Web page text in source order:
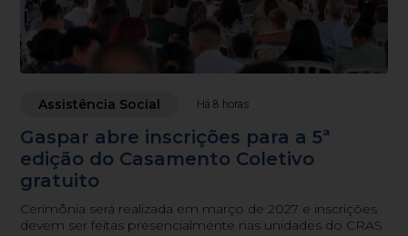
Assistência Social Há 8 horas
Gaspar abre inscrições para a 5ª
edição do Casamento Coletivo
gratuito
Cerimônia será realizada em março de 2027 e inscrições
devem ser feitas presencialmente nas unidades do CRAS